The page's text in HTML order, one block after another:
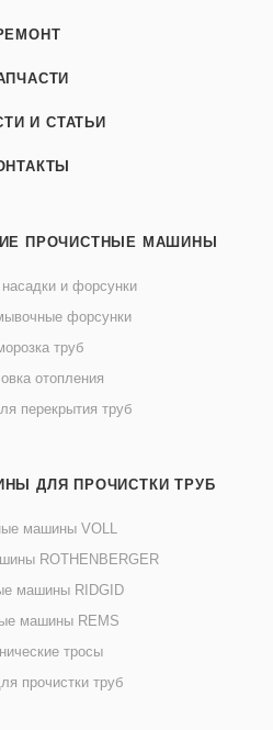
И СТАТЬИ
ПРОЧИСТНЫЕ МАШИНЫ
и форсунки
форсунки
труб
отопления
перекрытия труб
ДЛЯ ПРОЧИСТКИ ТРУБ
машины VOLL
ROTHENBERGER
машины RIDGID
машины REMS
тросы
прочистки труб